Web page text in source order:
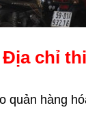
Địa chỉ
hàng